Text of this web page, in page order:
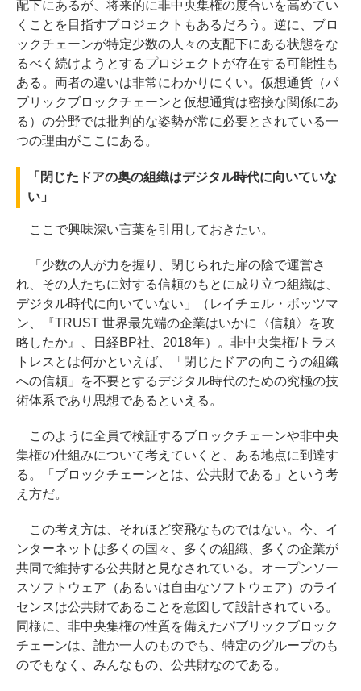
配下にあるが、将来的に非中央集権の度合いを高めてい
くことを目指すプロジェクトもあるだろう。逆に、ブロ
ックチェーンが特定少数の人々の支配下にある状態をな
るべく続けようとするプロジェクトが存在する可能性も
ある。両者の違いは非常にわかりにくい。仮想通貨（パ
ブリックブロックチェーンと仮想通貨は密接な関係にあ
る）の分野では批判的な姿勢が常に必要とされている一
つの理由がここにある。
「閉じたドアの奥の組織はデジタル時代に向いていな
い」
ここで興味深い言葉を引用しておきたい。
「少数の人が力を握り、閉じられた扉の陰で運営さ
れ、その人たちに対する信頼のもとに成り立つ組織は、
デジタル時代に向いていない」（レイチェル・ボッツマ
ン、『TRUST 世界最先端の企業はいかに〈信頼〉を攻
略したか』、日経BP社、2018年）。非中央集権/トラス
トレスとは何かといえば、「閉じたドアの向こうの組織
への信頼」を不要とするデジタル時代のための究極の技
術体系であり思想であるといえる。
このように全員で検証するブロックチェーンや非中央
集権の仕組みについて考えていくと、ある地点に到達す
る。「ブロックチェーンとは、公共財である」という考
え方だ。
この考え方は、それほど突飛なものではない。今、イ
ンターネットは多くの国々、多くの組織、多くの企業が
共同で維持する公共財と見なされている。オープンソー
スソフトウェア（あるいは自由なソフトウェア）のライ
センスは公共財であることを意図して設計されている。
同様に、非中央集権の性質を備えたパブリックブロック
チェーンは、誰か一人のものでも、特定のグループのも
のでもなく、みんなもの、公共財なのである。